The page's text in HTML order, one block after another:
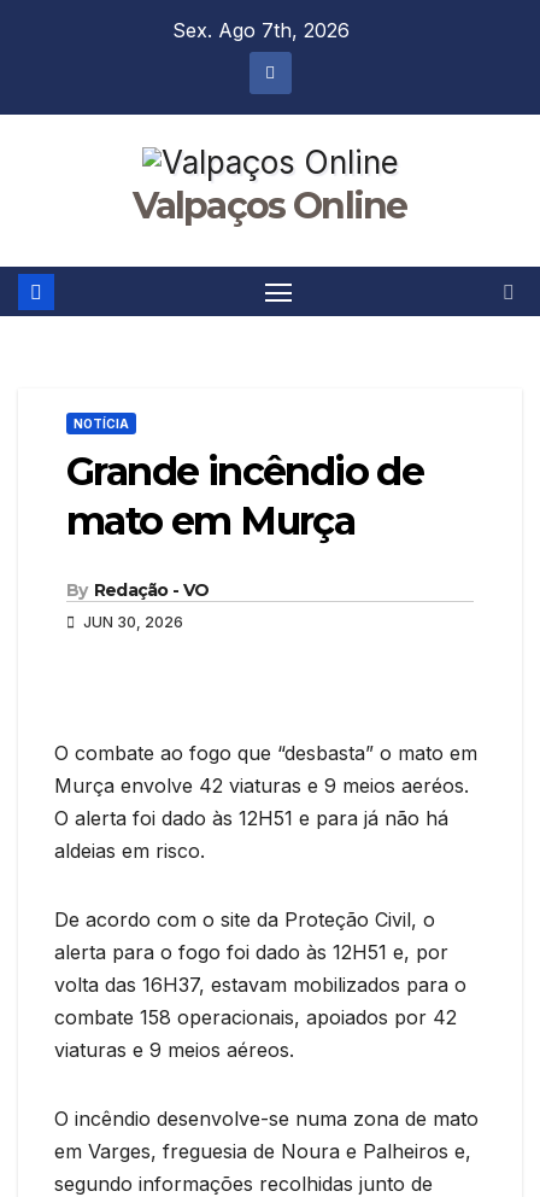
Sex. Ago 7th, 2026
Valpaços Online
NOTÍCIA
Grande incêndio de
mato em Murça
By Redação - VO
JUN 30, 2026
O combate ao fogo que “desbasta” o mato em
Murça envolve 42 viaturas e 9 meios aeréos.
O alerta foi dado às 12H51 e para já não há
aldeias em risco.
De acordo com o site da Proteção Civil, o
alerta para o fogo foi dado às 12H51 e, por
volta das 16H37, estavam mobilizados para o
combate 158 operacionais, apoiados por 42
viaturas e 9 meios aéreos.
O incêndio desenvolve-se numa zona de mato
em Varges, freguesia de Noura e Palheiros e,
segundo informações recolhidas junto de